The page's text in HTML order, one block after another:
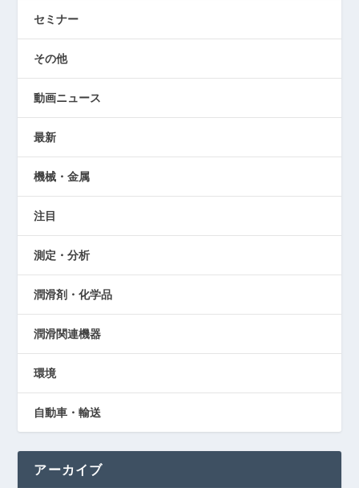
セミナー
その他
動画ニュース
最新
機械・金属
注目
測定・分析
潤滑剤・化学品
潤滑関連機器
環境
自動車・輸送
アーカイブ